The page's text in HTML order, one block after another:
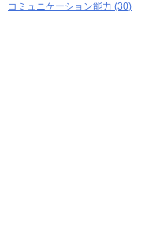
コミュニケーション能力 (30)